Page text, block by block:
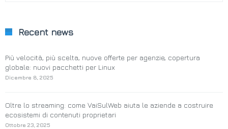
Recent news
Più velocità, più scelta, nuove offerte per agenzie, copertura
globale: nuovi pacchetti per Linux
Dicembre 8, 2025
Oltre lo streaming: come VaiSulWeb aiuta le aziende a costruire
ecosistemi di contenuti proprietari
Ottobre 23, 2025